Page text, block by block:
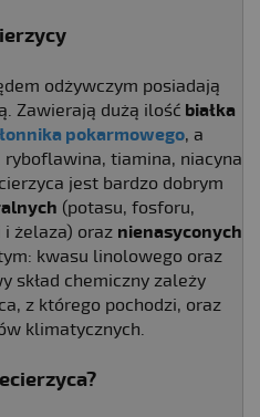
odżywczym posiadają
Zawierają dużą ilość białka
pokarmowego, a
ryboflawina, tiamina, niacyna
jest bardzo dobrym
(potasu, fosforu,
i żelaza) oraz nienasyconych
kwasu linolowego oraz
skład chemiczny zależy
z którego pochodzi, oraz
klimatycznych.